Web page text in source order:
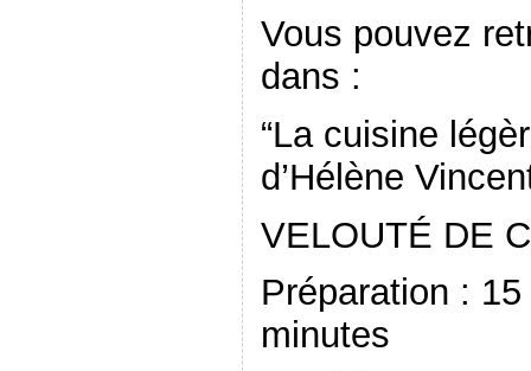
Vous pouvez
dans :
“La cuisine
d’Hélène
VELOUTÉ DE
Préparation :
minutes